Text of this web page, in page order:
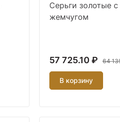
Серьги золотые с
жемчугом
57 725.10 ₽ 64
В корзину